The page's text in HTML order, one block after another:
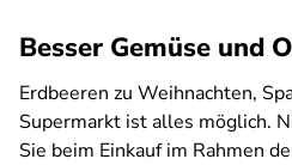
Besser Gemüse und
Erdbeeren zu Weihnachten,
Supermarkt ist alles möglich.
Sie beim Einkauf im Rahmen